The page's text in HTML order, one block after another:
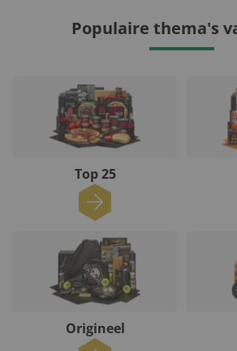
Populaire thema's
Top 25
Origineel